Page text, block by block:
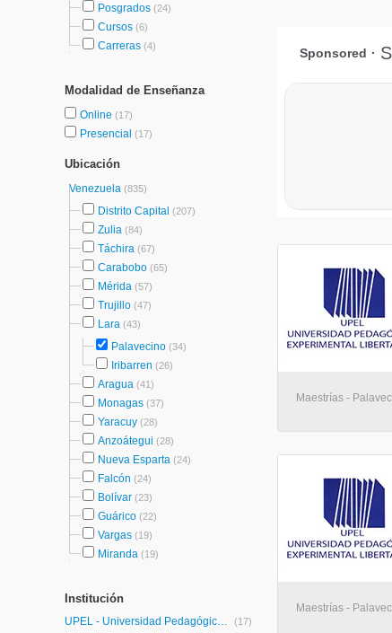
Posgrados (24)
Cursos (6)
Carreras (4)
Modalidad de Enseñanza
Online (17)
Presencial (17)
Ubicación
Venezuela (835)
Distrito Capital (207)
Zulia (84)
Táchira (67)
Carabobo (65)
Mérida (57)
Trujillo (47)
Lara (43)
Palavecino (34)
Iribarren (26)
Aragua (41)
Monagas (37)
Yaracuy (28)
Anzoátegui (28)
Nueva Esparta (24)
Falcón (24)
Bolívar (23)
Guárico (22)
Vargas (19)
Miranda (19)
Institución
UPEL - Universidad Pedagógica Experimental Libertador (17)
Maestrías -
Maestrías -